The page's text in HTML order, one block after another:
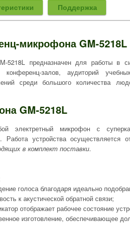
Поддержка
микрофона GM-5218L
5218L предназначен для работы в
конференц-залов, аудиторий
среди большого количества
GM-5218L
электретный микрофон с
Работа устройства осуществляется
в комплект поставки.
голоса благодаря идеально
к акустической обратной связи;
отображает рабочее состояние
изготовление, обеспечивающее